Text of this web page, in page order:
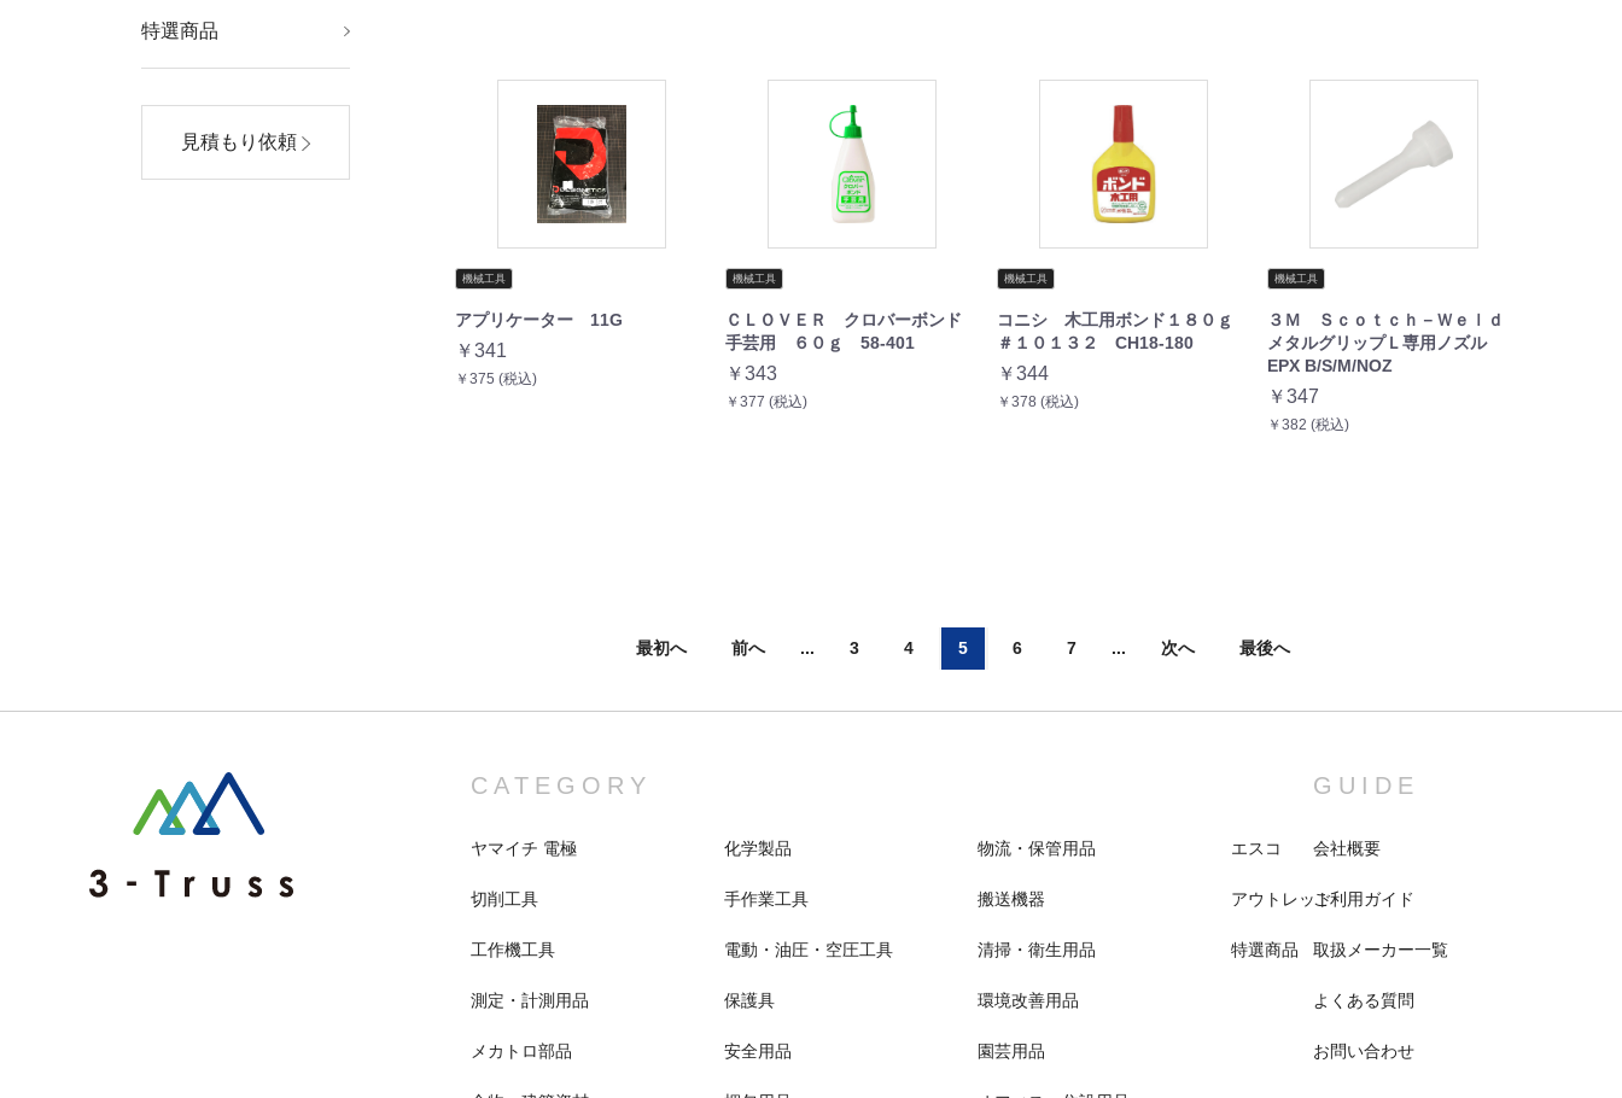
特選商品 AV・デジモノ
スポーツ・レジャー
美容・コスメ
家電
ダイエット・健康
ホビー・エトセトラ
生活用品・インテリ
ファッション
見積もり依頼
機械工具
アプリケーター 11G
￥341
￥375 (税込)
機械工具
ＣＬＯＶＥＲ クロバーボンド
手芸用 ６０ｇ 58-401
￥343
￥377 (税込)
機械工具
コニシ 木工用ボンド１８０ｇ
＃１０１３２ CH18-180
￥344
￥378 (税込)
機械工具
３Ｍ Ｓｃｏｔｃｈ－Ｗｅｌｄ
メタルグリップＬ専用ノズル
EPX B/S/M/NOZ
￥347
￥382 (税込)
最初へ 前へ ... 3 4 5 6 7 ... 次へ 最後へ
CATEGORY
ヤマイチ 電極
切削工具
工作機工具
測定・計測用品
メカトロ部品
化学製品
手作業工具
電動・油圧・空圧工具
保護具
安全用品
物流・保管用品
搬送機器
清掃・衛生用品
環境改善用品
園芸用品
エスコ
アウトレット
特選商品
GUIDE
会社概要
ご利用ガイド
取扱メーカー一覧
よくある質問
お問い合わせ